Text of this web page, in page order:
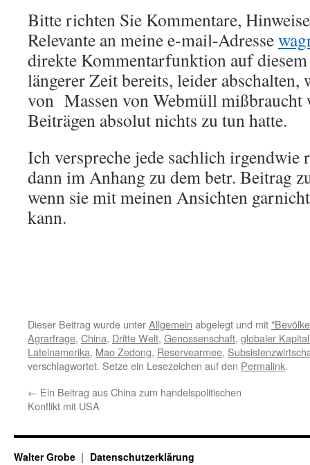
Bitte richten Sie Kommentare,
Relevante an meine e-mail-Adresse
direkte Kommentarfunktion auf
längerer Zeit bereits, leider
von Massen von Webmüll mißbraucht
Beiträgen absolut nichts zu tun hatte.
Ich verspreche jede sachlich irgendwie
dann im Anhang zu dem betr. Beitrag
wenn sie mit meinen Ansichten
kann.
Dieser Beitrag wurde unterAllgemein abgelegt und mit
Agrarfrage, China, Dritte Welt, Genossenschaft, globaler
Lateinamerika, Mao Zedong, Reservearmee,
verschlagwortet. Setze ein Lesezeichen auf den Permalink.
← Ein Beitrag aus China zum handelspolitischen
Konflikt mit USA
Walter Grobe Datenschutzerklärung